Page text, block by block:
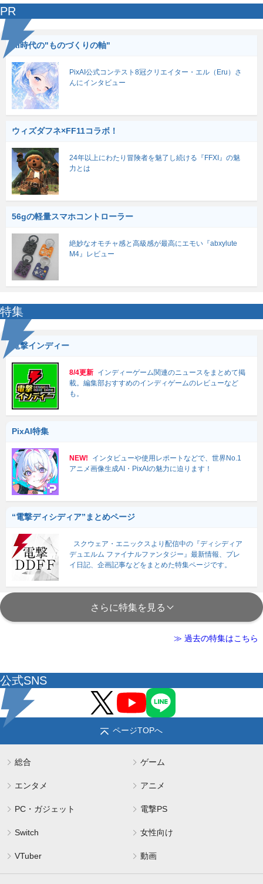
PR
AI時代の"ものづくりの軸"
PixAI公式コンテスト8冠クリエイター・エル（Eru）さ
んにインタビュー
ウィズダフネ×FF11コラボ！
24年以上にわたり冒険者を魅了し続ける『FFXI』の魅
力とは
56gの軽量スマホコントローラー
絶妙なオモチャ感と高級感が最高にエモい『abxylute
M4』レビュー
特集
電撃インディー
8/4更新 インディーゲーム関連のニュースをまとめて掲
載。編集部おすすめのインディゲームのレビューなど
も。
PixAI特集
NEW!
インタビューや使用レポートなどで、世界No.1
アニメ画像生成AI・PixAIの魅力に迫ります！
“電撃ディシディア”まとめページ
スクウェア・エニックスより配信中の『ディシディア
デュエルム ファイナルファンタジー』最新情報、プレ
イ日記、企画記事などをまとめた特集ページです。
さらに特集を見る
≫ 過去の特集はこちら
公式SNS
ページTOPへ
総合 ゲーム
エンタメ アニメ
PC・ガジェット 電撃PS
Switch 女性向け
VTuber 動画